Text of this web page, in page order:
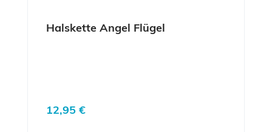
Halskette Angel Flügel
Regulärer Preis:
12,95 €